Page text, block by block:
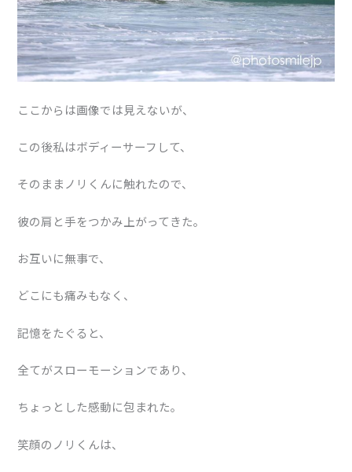
ここからは画像では見えないが、
この後私はボディーサーフして、
そのままノリくんに触れたので、
彼の肩と手をつかみ上がってきた。
お互いに無事で、
どこにも痛みもなく、
記憶をたぐると、
全てがスローモーションであり、
ちょっとした感動に包まれた。
笑顔のノリくんは、